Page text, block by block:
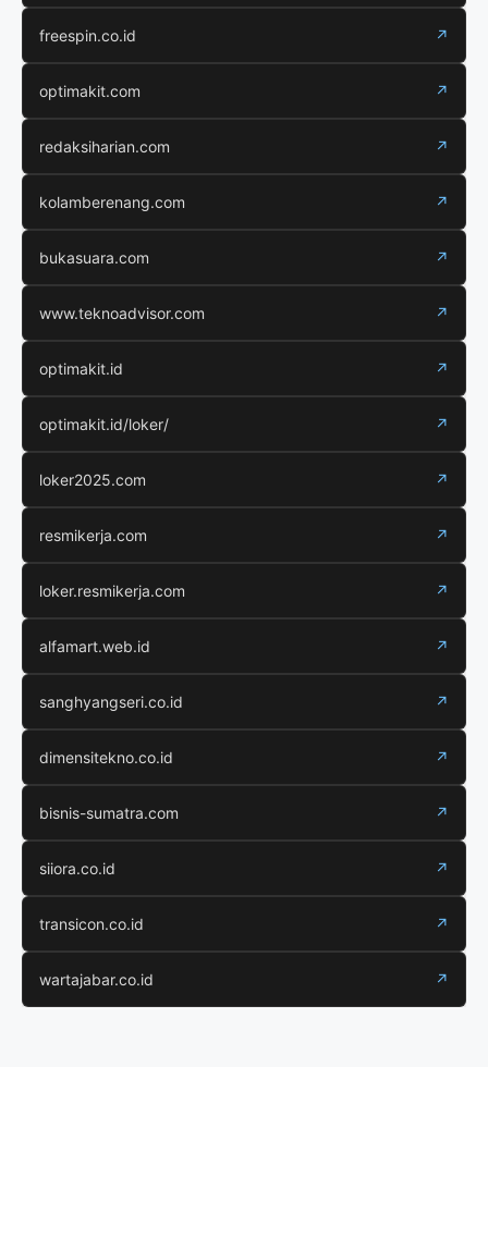
freespin.co.id ↗
optimakit.com ↗
redaksiharian.com ↗
kolamberenang.com ↗
bukasuara.com ↗
www.teknoadvisor.com ↗
optimakit.id ↗
optimakit.id/loker/ ↗
loker2025.com ↗
resmikerja.com ↗
loker.resmikerja.com ↗
alfamart.web.id ↗
sanghyangseri.co.id ↗
dimensitekno.co.id ↗
bisnis-sumatra.com ↗
siiora.co.id ↗
transicon.co.id ↗
wartajabar.co.id ↗